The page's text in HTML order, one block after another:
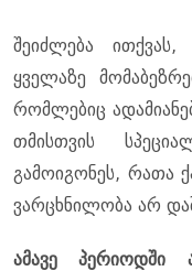
შეიძლება
ყველაზე
რომლებიც
თმისთვის
გამოიგონეს, რათა
ვარცხნილობა არ
ამავე პერიოდში